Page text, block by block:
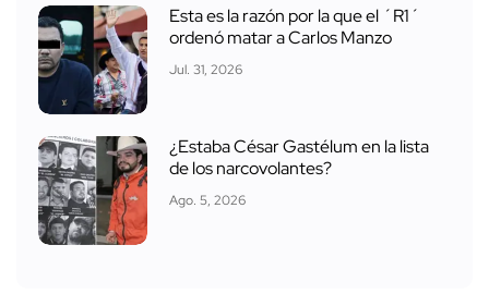
Esta es la razón por la que el ´R1´
ordenó matar a Carlos Manzo
Jul. 31, 2026
¿Estaba César Gastélum en la lista
de los narcovolantes?
Ago. 5, 2026